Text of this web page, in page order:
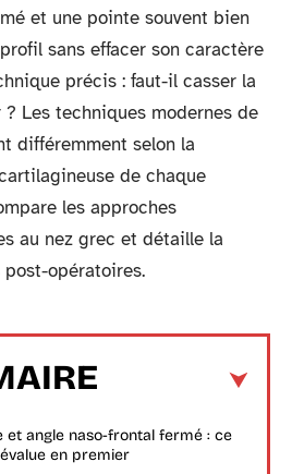
et une pointe souvent bien
sans effacer son caractère
précis : faut-il casser la
Les techniques modernes de
différemment selon la
de chaque
les approches
au nez grec et détaille la
opératoires.
et angle naso-frontal fermé : ce
en premier